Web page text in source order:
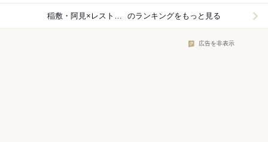
稲敷・阿見×レストラン のランキングをもっと見る
広告を非表示